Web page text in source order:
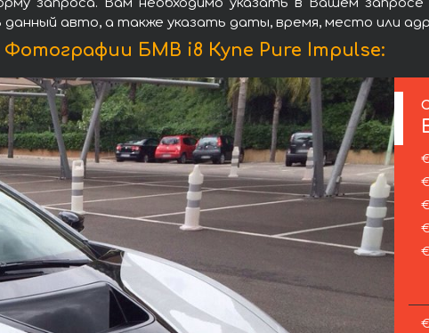
запроса. Вам необходимо указать в Вашем
данный авто, а также указать даты, время, место или
Фотографии БМВ i8 Купе Pure Impulse: